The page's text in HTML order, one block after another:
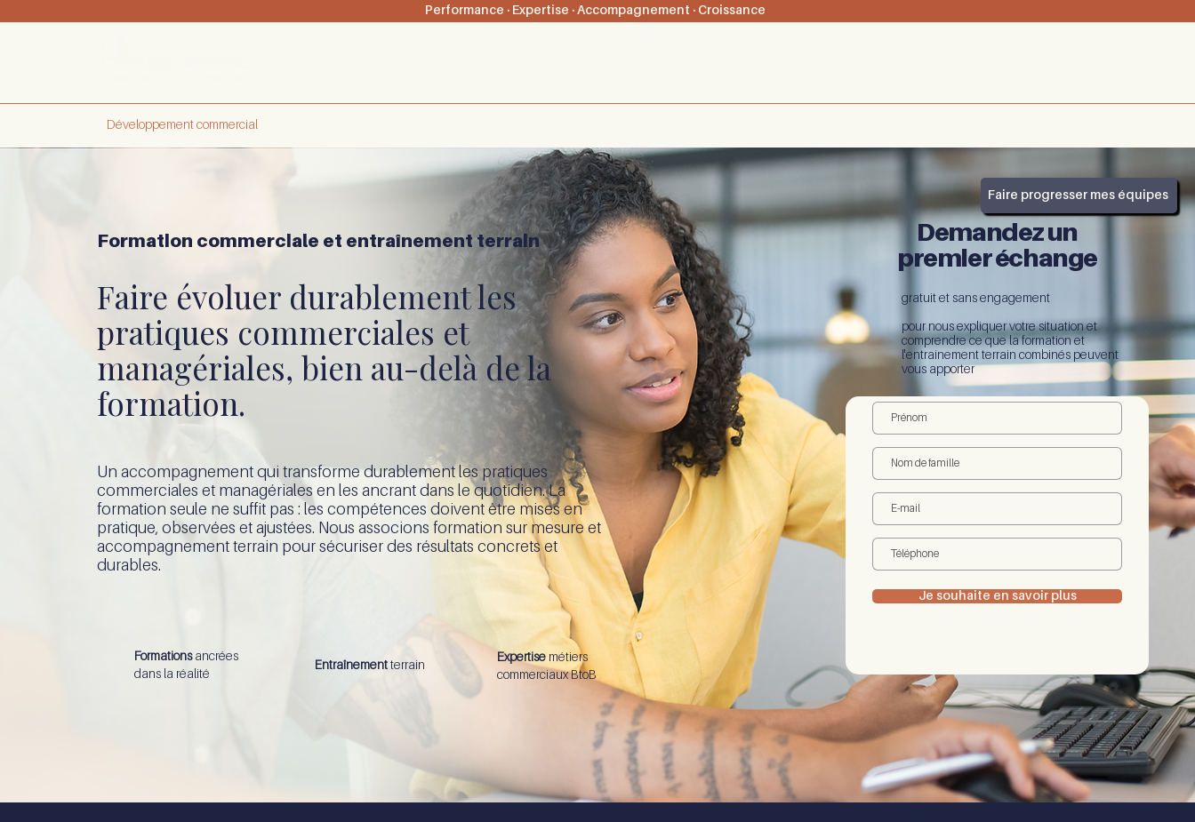
Performance · Expertise · Accompagnement · Croissance
Développement commercial
Faire progresser mes équipes
Formation commerciale et entraînement terrain
Faire évoluer durablement les
pratiques commerciales et
managériales, bien au-delà de la
formation.
Un accompagnement qui transforme durablement les pratiques
commerciales et managériales en les ancrant dans le quotidien. La
formation seule ne suffit pas : les compétences doivent être mises en
pratique, observées et ajustées. Nous associons formation sur mesure et
accompagnement terrain pour sécuriser des résultats concrets et
durables.
Formations ancrées
dans la réalité
Entraînementterrain
Expertise métiers
commerciaux BtoB
Demandez un
premier échange
gratuit et sans engagement
pour nous expliquer votre situation et
comprendre ce que la formation et
l'entrainement terrain combinés peuvent
vous apporter
Je souhaite en savoir plus